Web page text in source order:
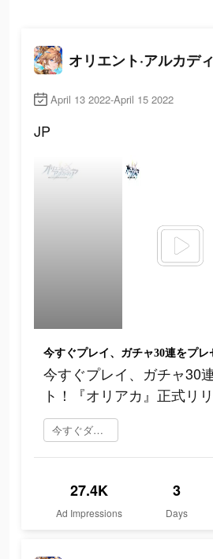
オリエント·アルカデ
April 13 2022-April 15 2022
JP
今すぐプレイ、ガチャ30
ト！『オリアカ』正式リ
今すぐダウンロード
27.4K
Ad Impressions
3
Days